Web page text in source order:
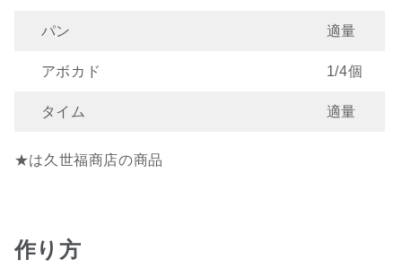
パン 適量
アボカド 1/4個
タイム 適量
★は久世福商店の商品
作り方